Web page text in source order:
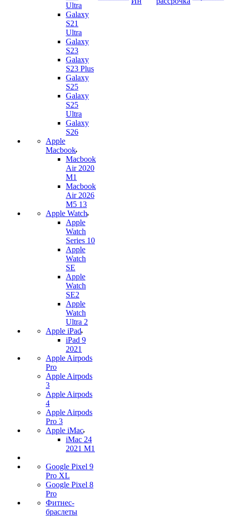
Ultra
Galaxy
S21
Ultra
Galaxy
S23
Galaxy
S23 Plus
Galaxy
S25
Galaxy
S25
Ultra
Galaxy
S26
Apple
Macbook
Macbook
Air 2020
M1
Macbook
Air 2026
M5 13
Apple Watch
Apple
Watch
Series 10
Apple
Watch
SE
Apple
Watch
SE2
Apple
Watch
Ultra 2
Apple iPad
iPad 9
2021
Apple Airpods
Pro
Apple Airpods
3
Apple Airpods
4
Apple Airpods
Pro 3
Apple iMac
iMac 24
2021 M1
Google Pixel 9
Pro XL
Google Pixel 8
Pro
Фитнес-
браслеты